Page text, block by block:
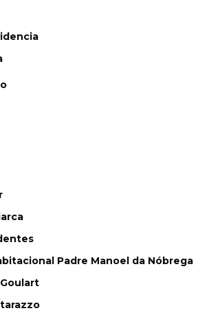
Padre Manoel da Nóbrega
Goulart